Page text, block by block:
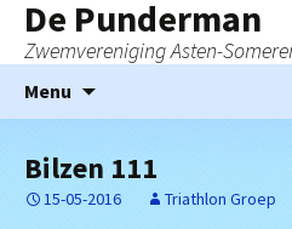
De Punderman
Zwemvereniging Asten-
Menu
inhoud
Bilzen 111
15-05-2016 Triathlon Groep